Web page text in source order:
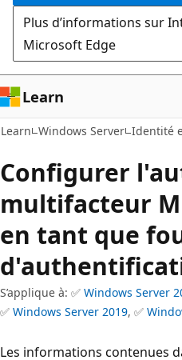
Plus d’informations sur
Microsoft Edge
Learn
Learn Windows Server Identité
Configurer
multifacteur
en tant que
S’applique à: ✅ Windows Server
✅ Windows Server 2019, ✅
Les informations contenues